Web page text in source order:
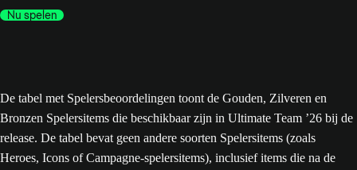
Nu spelen
De tabel met Spelersbeoordelingen toont de Gouden, Zilveren en
Bronzen Spelersitems die beschikbaar zijn in Ultimate Team ’26 bij de
release. De tabel bevat geen andere soorten Spelersitems (zoals
Heroes, Icons of Campagne-spelersitems), inclusief items die na de